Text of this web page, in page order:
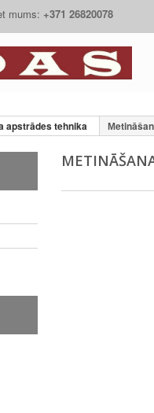
mums: +371 26820078
apstrādes tehnika